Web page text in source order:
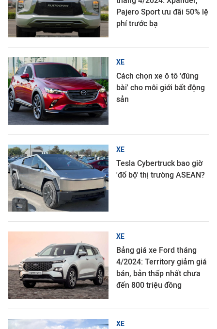
Pajero Sport ưu đãi 50% lệ
phí trước bạ
XE
Cách chọn xe ô tô 'đúng
bài' cho môi giới bất động
sản
XE
Tesla Cybertruck bao giờ
'đổ bộ' thị trường ASEAN?
XE
Bảng giá xe Ford tháng
4/2024: Territory giảm giá
bán, bản thấp nhất chưa
đến 800 triệu đồng
XE